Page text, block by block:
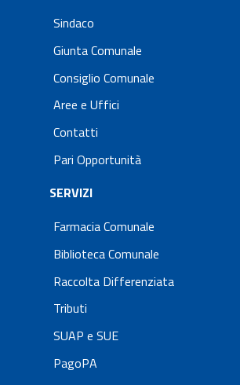
Sindaco
Giunta Comunale
Consiglio Comunale
Aree e Uffici
Contatti
Pari Opportunità
SERVIZI
Farmacia Comunale
Biblioteca Comunale
Raccolta Differenziata
Tributi
SUAP e SUE
PagoPA